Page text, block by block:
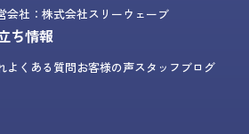
会社：株式会社スリーウェーブ
ち情報
よくある質問お客様の声スタッフブログ